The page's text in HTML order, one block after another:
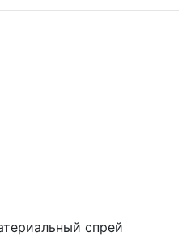
спрей